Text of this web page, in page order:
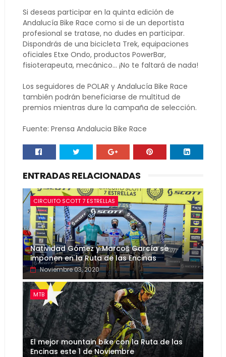
Si deseas participar en la quinta edición de
Andalucía Bike Race como si de un deportista
profesional se tratase, no dudes en participar.
Dispondrás de una bicicleta Trek, equipaciones
oficiales Etxe Ondo, productos PowerBar,
fisioterapeuta, mecánico… ¡No te faltará de nada!
Los seguidores de POLAR y Andalucía Bike Race
también podrán beneficiarse de multitud de
premios mientras dure la campaña de selección.
Fuente: Prensa Andalucia Bike Race
ENTRADAS RELACIONADAS
CIRCUITO SCOTT 7 ESTRELLAS
Natividad Gómez y Marcos García se
imponen en la Ruta de las Encinas
Noviembre 03, 2020
MTB
El mejor mountain bike con la Ruta de las
Encinas este 1 de Noviembre